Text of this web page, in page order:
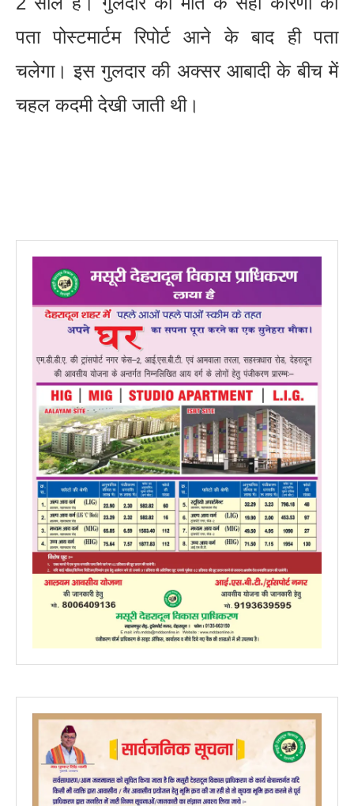
पता पोस्टमार्टम रिपोर्ट आने के बाद ही पता
चलेगा। इस गुलदार की अक्सर आबादी के बीच में
चहल कदमी देखी जाती थी।